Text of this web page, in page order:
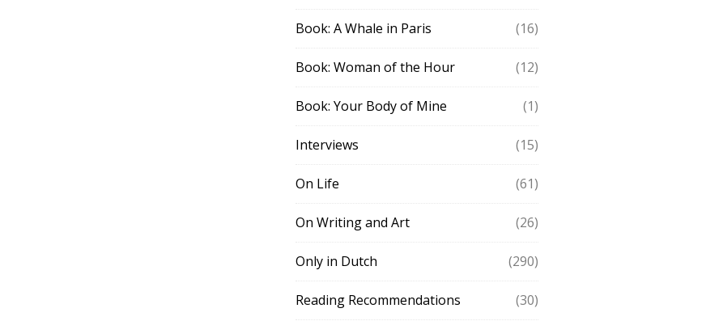
Book: A Whale in Paris (16)
Book: Woman of the Hour (12)
Book: Your Body of Mine (1)
Interviews (15)
On Life (61)
On Writing and Art (26)
Only in Dutch (290)
Reading Recommendations (30)